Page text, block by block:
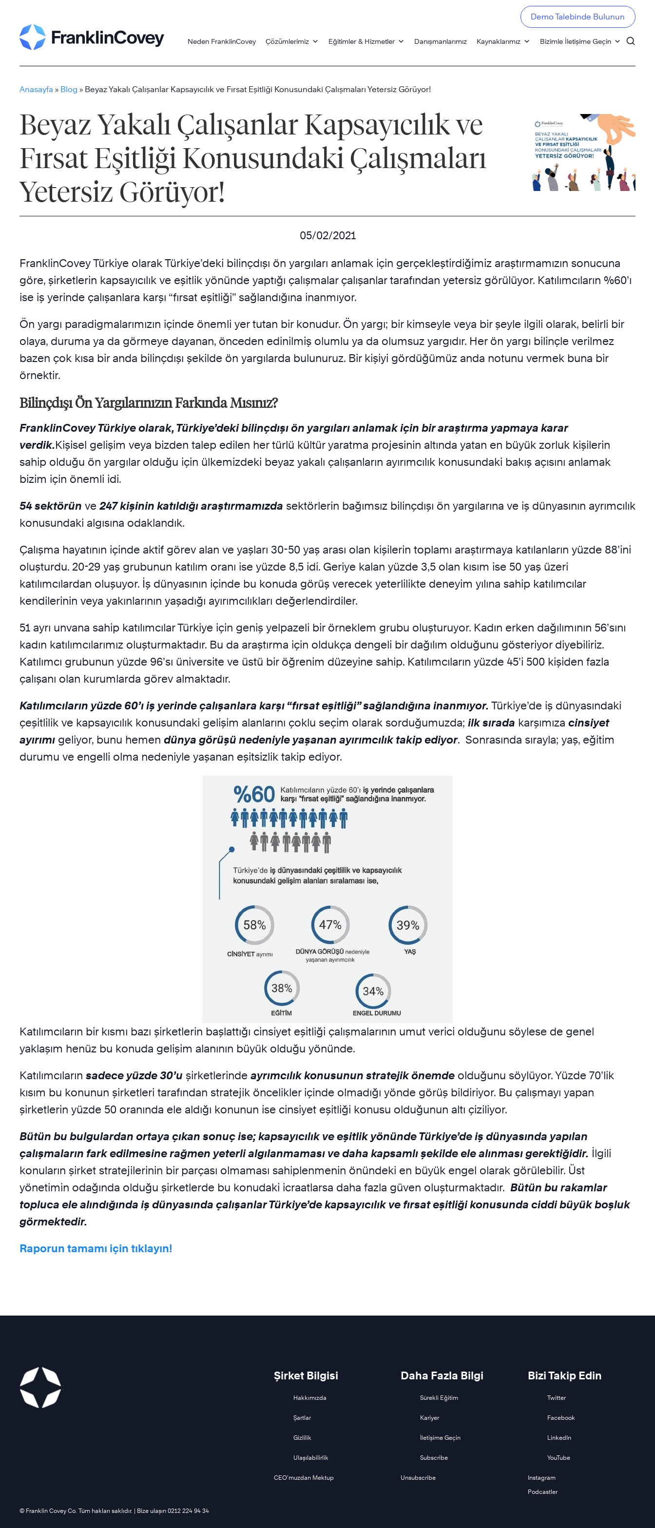
to
content
Neden FranklinCovey Çözümlerimiz Eğitimler & Hizmetler Danışmanlarımız Kaynaklarımız Bizimle İletişime Geçin
Demo Talebinde Bulunun
Anasayfa » Blog » Beyaz Yakalı Çalışanlar Kapsayıcılık ve Fırsat Eşitliği Konusundaki Çalışmaları Yetersiz Görüyor!
Beyaz Yakalı Çalışanlar Kapsayıcılık ve
Fırsat Eşitliği Konusundaki Çalışmaları
Yetersiz Görüyor!
05/02/2021
FranklinCovey Türkiye olarak Türkiye’deki bilinçdışı ön yargıları anlamak için gerçekleştirdiğimiz araştırmamızın sonucuna
göre, şirketlerin kapsayıcılık ve eşitlik yönünde yaptığı çalışmalar çalışanlar tarafından yetersiz görülüyor. Katılımcıların %60’ı
ise iş yerinde çalışanlara karşı “fırsat eşitliği” sağlandığına inanmıyor.
Ön yargı paradigmalarımızın içinde önemli yer tutan bir konudur. Ön yargı; bir kimseyle veya bir şeyle ilgili olarak, belirli bir
olaya, duruma ya da görmeye dayanan, önceden edinilmiş olumlu ya da olumsuz yargıdır. Her ön yargı bilinçle verilmez
bazen çok kısa bir anda bilinçdışı şekilde ön yargılarda bulunuruz. Bir kişiyi gördüğümüz anda notunu vermek buna bir
örnektir.
Bilinçdışı Ön Yargılarınızın Farkında Mısınız?
FranklinCovey Türkiye olarak, Türkiye’deki bilinçdışı ön yargıları anlamak için bir araştırma yapmaya karar
verdik.Kişisel gelişim veya bizden talep edilen her türlü kültür yaratma projesinin altında yatan en büyük zorluk kişilerin
sahip olduğu ön yargılar olduğu için ülkemizdeki beyaz yakalı çalışanların ayırımcılık konusundaki bakış açısını anlamak
bizim için önemli idi.
54 sektörün ve 247 kişinin katıldığı araştırmamızda sektörlerin bağımsız bilinçdışı ön yargılarına ve iş dünyasının ayrımcılık
konusundaki algısına odaklandık.
Çalışma hayatının içinde aktif görev alan ve yaşları 30-50 yaş arası olan kişilerin toplamı araştırmaya katılanların yüzde 88’ini
oluşturdu. 20-29 yaş grubunun katılım oranı ise yüzde 8,5 idi. Geriye kalan yüzde 3,5 olan kısım ise 50 yaş üzeri
katılımcılardan oluşuyor. İş dünyasının içinde bu konuda görüş verecek yeterlilikte deneyim yılına sahip katılımcılar
kendilerinin veya yakınlarının yaşadığı ayırımcılıkları değerlendirdiler.
51 ayrı unvana sahip katılımcılar Türkiye için geniş yelpazeli bir örneklem grubu oluşturuyor. Kadın erken dağılımının 56’sını
kadın katılımcılarımız oluşturmaktadır. Bu da araştırma için oldukça dengeli bir dağılım olduğunu gösteriyor diyebiliriz.
Katılımcı grubunun yüzde 96’sı üniversite ve üstü bir öğrenim düzeyine sahip. Katılımcıların yüzde 45’i 500 kişiden fazla
çalışanı olan kurumlarda görev almaktadır.
Katılımcıların yüzde 60’ı iş yerinde çalışanlara karşı “fırsat eşitliği” sağlandığına inanmıyor. Türkiye’de iş dünyasındaki
çeşitlilik ve kapsayıcılık konusundaki gelişim alanlarını çoklu seçim olarak sorduğumuzda; ilk sırada karşımıza cinsiyet
ayırımı geliyor, bunu hemen dünya görüşü nedeniyle yaşanan ayırımcılık takip ediyor. Sonrasında sırayla; yaş, eğitim
durumu ve engelli olma nedeniyle yaşanan eşitsizlik takip ediyor.
Katılımcıların bir kısmı bazı şirketlerin başlattığı cinsiyet eşitliği çalışmalarının umut verici olduğunu söylese de genel
yaklaşım henüz bu konuda gelişim alanının büyük olduğu yönünde.
Katılımcıların sadece yüzde 30’u şirketlerinde ayrımcılık konusunun stratejik önemde olduğunu söylüyor. Yüzde 70’lik
kısım bu konunun şirketleri tarafından stratejik öncelikler içinde olmadığı yönde görüş bildiriyor. Bu çalışmayı yapan
şirketlerin yüzde 50 oranında ele aldığı konunun ise cinsiyet eşitliği konusu olduğunun altı çiziliyor.
Bütün bu bulgulardan ortaya çıkan sonuç ise; kapsayıcılık ve eşitlik yönünde Türkiye’de iş dünyasında yapılan
çalışmaların fark edilmesine rağmen yeterli algılanmaması ve daha kapsamlı şekilde ele alınması gerektiğidir. İlgili
konuların şirket stratejilerinin bir parçası olmaması sahiplenmenin önündeki en büyük engel olarak görülebilir. Üst
yönetimin odağında olduğu şirketlerde bu konudaki icraatlarsa daha fazla güven oluşturmaktadır. Bütün bu rakamlar
topluca ele alındığında iş dünyasında çalışanlar Türkiye’de kapsayıcılık ve fırsat eşitliği konusunda ciddi büyük boşluk
görmektedir.
Raporun tamamı için tıklayın!
©️ Franklin Covey Co. Tüm hakları saklıdır. | Bize ulaşın 0212 224 94 34
Şirket Bilgisi
Hakkımızda
Şartlar
Gizlilik
Ulaşılabilirlik
CEO’muzdan Mektup
Daha Fazla Bilgi
Sürekli Eğitim
Kariyer
İletişime Geçin
Subscribe
Unsubscribe
Bizi Takip Edin
Twitter
Facebook
LinkedIn
YouTube
Instagram
Podcastler